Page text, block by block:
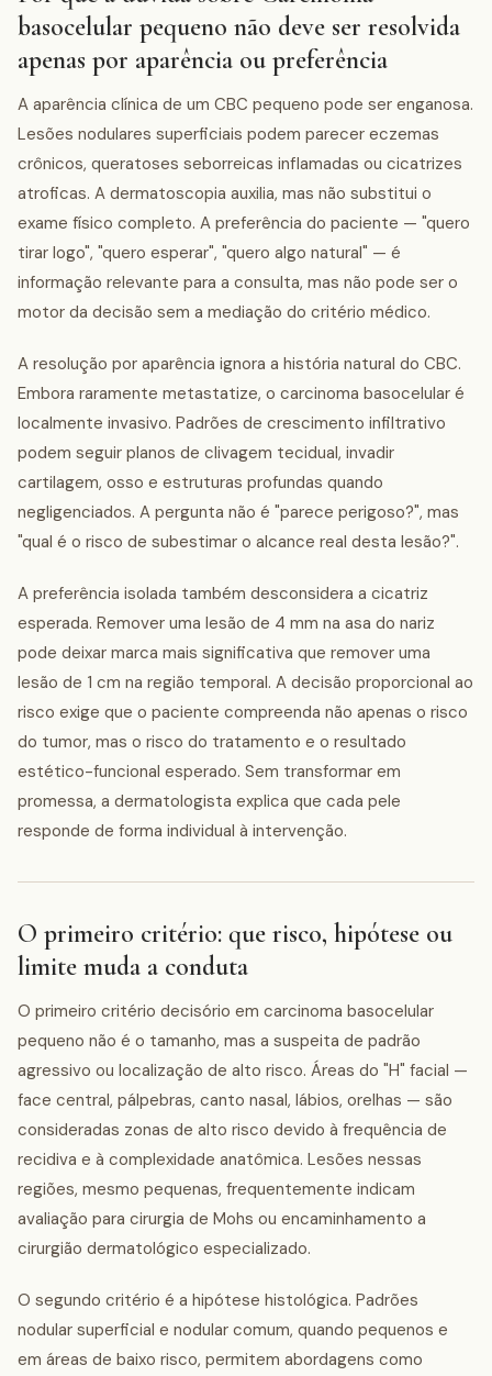
basocelular pequeno não deve ser resolvida
apenas por aparência ou preferência
A aparência clínica de um CBC pequeno pode ser enganosa.
Lesões nodulares superficiais podem parecer eczemas
crônicos, queratoses seborreicas inflamadas ou cicatrizes
atroficas. A dermatoscopia auxilia, mas não substitui o
exame físico completo. A preferência do paciente — "quero
tirar logo", "quero esperar", "quero algo natural" — é
informação relevante para a consulta, mas não pode ser o
motor da decisão sem a mediação do critério médico.
A resolução por aparência ignora a história natural do CBC.
Embora raramente metastatize, o carcinoma basocelular é
localmente invasivo. Padrões de crescimento infiltrativo
podem seguir planos de clivagem tecidual, invadir
cartilagem, osso e estruturas profundas quando
negligenciados. A pergunta não é "parece perigoso?", mas
"qual é o risco de subestimar o alcance real desta lesão?".
A preferência isolada também desconsidera a cicatriz
esperada. Remover uma lesão de 4 mm na asa do nariz
pode deixar marca mais significativa que remover uma
lesão de 1 cm na região temporal. A decisão proporcional ao
risco exige que o paciente compreenda não apenas o risco
do tumor, mas o risco do tratamento e o resultado
estético-funcional esperado. Sem transformar em
promessa, a dermatologista explica que cada pele
responde de forma individual à intervenção.
O primeiro critério: que risco, hipótese ou
limite muda a conduta
O primeiro critério decisório em carcinoma basocelular
pequeno não é o tamanho, mas a suspeita de padrão
agressivo ou localização de alto risco. Áreas do "H" facial —
face central, pálpebras, canto nasal, lábios, orelhas — são
consideradas zonas de alto risco devido à frequência de
recidiva e à complexidade anatômica. Lesões nessas
regiões, mesmo pequenas, frequentemente indicam
avaliação para cirurgia de Mohs ou encaminhamento a
cirurgião dermatológico especializado.
O segundo critério é a hipótese histológica. Padrões
nodular superficial e nodular comum, quando pequenos e
em áreas de baixo risco, permitem abordagens como